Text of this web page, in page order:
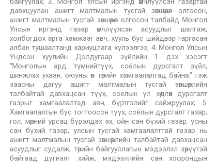
давхцуулан ашигт малтмалын тусгай зөвшөөрөл олгосон,
ашигт малтмалын тусгай зөвшөөрөл олгосон талбайд Монгол
Улсын иргэнд газар өмчлүүлсэн асуудлыг шалгаж,
холбогдох арга хэмжээг авч, хууль бус шийдвэр гаргасан
албан тушаалтанд хариуцлага хүлээлгэх; 4. Монгол Улсын
Үндсэн хуулийн Долдугаар зүйлийн 1 дэх хэсэгт
“Монголын ард түмнийтүүх, соёлын дурсгалт зүйл,
шинжлэх ухаан, оюуны өв төрийн хамгаалалтад байна.” гэж
заасны дагуу ашигт малтмалын тусгай зөвшөөрлийн
талбайтай давхацсан түүх, соёлын үл хөдлөх дурсгалт
газрыг хамгаалалтад авч, бүртгэлийг сайжруулах; 5.
Хамгаалалтын бүс тогтоосон түүх, соёлын дурсгалт газар,
гол, мөрний урсац бүрэлдэх эх, ойн сан бүхий газар, усны
сан бүхий газар, улсын тусгай хамгаалалттай газар нь
ашигт малтмалын тусгай зөвшөөрлийн талбайтай давхацсан
асуудлыг судалж, төрийн байгууллагын мэдээлэл зөрүүтэй
байгаад дүгнэлт хийж, мэдээллийн сан хоорондын